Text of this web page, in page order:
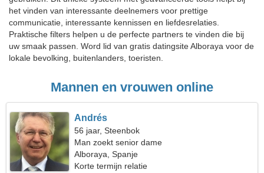
het vinden van interessante deelnemers voor prettige
communicatie, interessante kennissen en liefdesrelaties.
Praktische filters helpen u de perfecte partners te vinden die bij
uw smaak passen. Word lid van gratis datingsite Alboraya voor de
lokale bevolking, buitenlanders, toeristen.
Mannen en vrouwen online
Andrés
56 jaar, Steenbok
Man zoekt senior dame
Alboraya, Spanje
Korte termijn relatie